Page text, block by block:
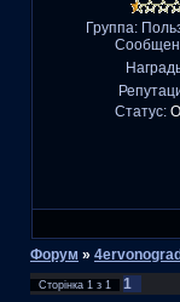
Группа:
Статус:
Форум »
Сторінка 1 з 1 1